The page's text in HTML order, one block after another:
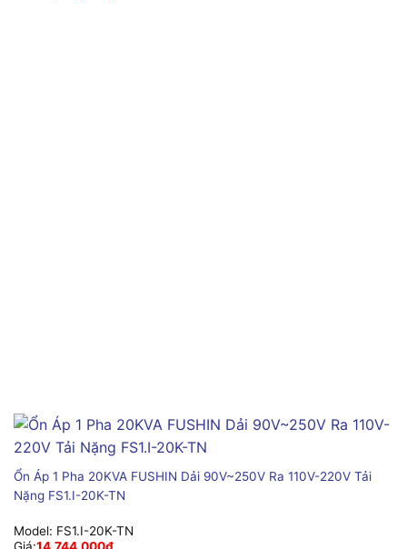
Ổn Áp 1 Pha 20KVA FUSHIN Dải 90V~250V Ra 110V-220V Tải
Nặng FS1.I-20K-TN
Model: FS1.I-20K-TN
Giá:14,744,000₫